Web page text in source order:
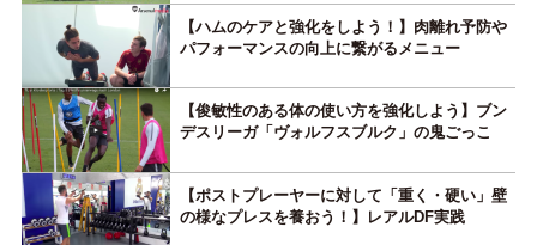
【ハムのケアと強化をしよう！】肉離れ予防や
パフォーマンスの向上に繋がるメニュー
【俊敏性のある体の使い方を強化しよう】ブン
デスリーガ「ヴォルフスブルク」の鬼ごっこ
【ポストプレーヤーに対して「重く・硬い」壁
の様なプレスを養おう！】レアルDF実践